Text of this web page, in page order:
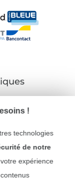
!
technologies
de notre
expérience